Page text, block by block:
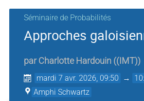
Séminaire de Probabilités
Approches
par Charlotte Hardouin ((IMT))
mardi 7 avr. 2026, 09:50 →
Amphi Schwartz